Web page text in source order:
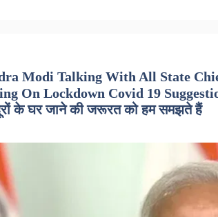
Modi Talking With All State
On Lockdown Covid 19
के घर जाने की जरूरत को हम समझते हैं